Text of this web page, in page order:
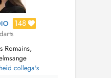
148
Romains,
collega's